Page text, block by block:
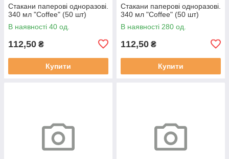
Стакани паперові одноразові.
340 мл "Coffee" (50 шт)
В наявності 40 од.
112,50 ₴
Купити
Стакани паперові одноразові.
340 мл "Coffee" (50 шт)
В наявності 280 од.
112,50 ₴
Купити